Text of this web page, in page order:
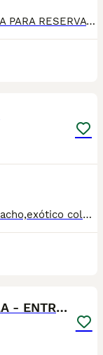
PRECIOSOS POMERANIAS CARA MUÑECA PARA RESERVA HAY UN MACHO PANDITA Y OTRA HENBRITA NEGRA SE ENTREGAN CON 2 MESES CON PRIMERA VACUNA DESPARACITACION INTERNA Y GARANTIA QUIERES UN PELUCHE? HABLANOS😊😊 ENVIAMOS A TODA ESPAÑA🇪🇦 ATENDEMOS MENSAJES 624 08 20 74
Precioso Lulú de Pomerania Miniatura Macho,exótico color chocolate ojos verdes,3 meses,mut chatito,perrito de capricho,se entrega con revision veterinaria, cartilla, vacunas y desparasitaciones al día,Listo para encontrar una Buena Familia que lo Cuide como Merece.No se envía, sólo se entrega en persona.
POMERANIA MINIATURA - SEVILLA - ENTREGA